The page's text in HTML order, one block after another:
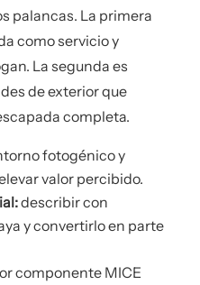
palancas. La primera
como servicio y
La segunda es
de exterior que
completa.
fotogénico y
valor percibido.
describir con
y convertirlo en parte
componente MICE